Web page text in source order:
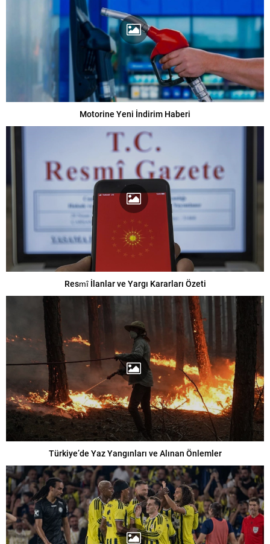
Motorine Yeni İndirim Haberi
Resmî İlanlar ve Yargı Kararları Özeti
Türkiye’de Yaz Yangınları ve Alınan Önlemler